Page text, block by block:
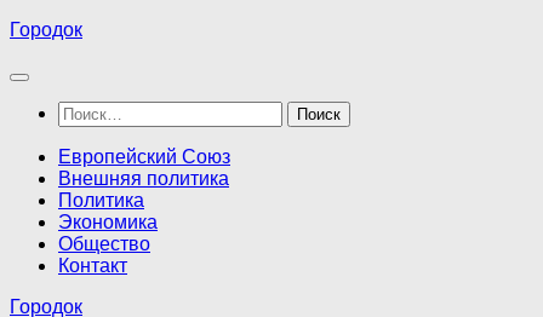
Перейти
содержимому
Городок
Найти:
Европейский Союз
Внешняя политика
Политика
Экономика
Общество
Контакт
Городок